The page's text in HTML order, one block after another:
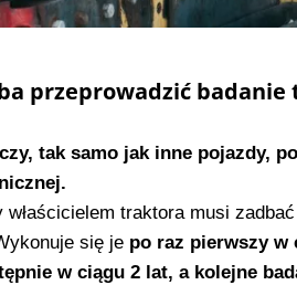
przeprowadzić badanie
tak samo jak inne pojazdy,
właścicielem traktora musi
się jepo raz pierwszy w
w ciągu 2 lat, a kolejne